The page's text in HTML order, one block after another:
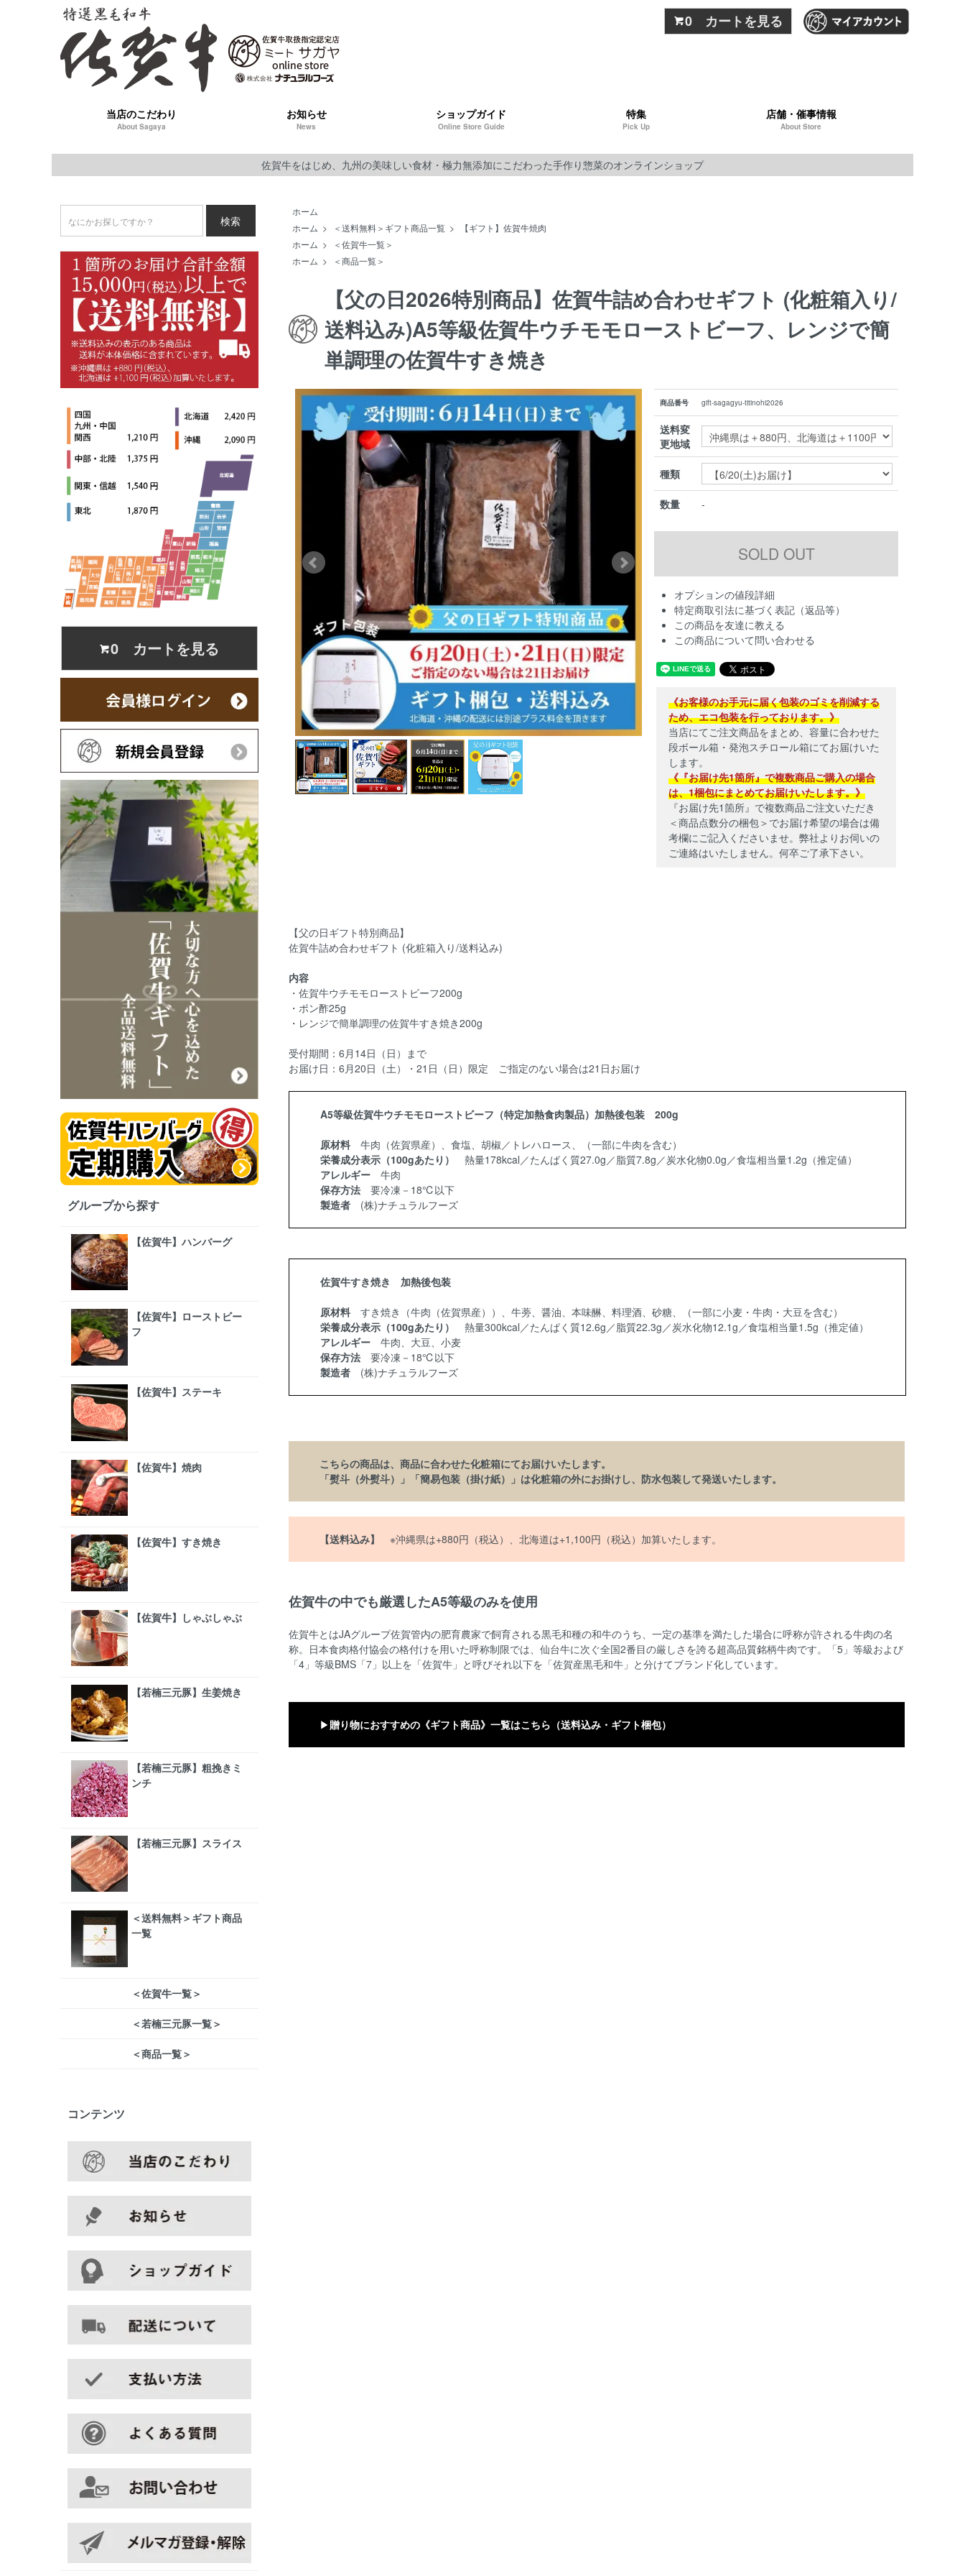
0 カートを見る
当店のこだわり
About Sagaya
お知らせ
News
ショップガイド
Online Store Guide
特集
Pick Up
店舗・催事情報
About Store
佐賀牛をはじめ、九州の美味しい食材・極力無添加にこだわった手作り惣菜のオンラインショップ
ホーム
ホーム > ＜送料無料＞ギフト商品一覧 >
【ギフト】佐賀牛焼肉
ホーム >
＜佐賀牛一覧＞
ホーム > ＜商品一覧＞
【父の日2026特別商品】佐賀牛詰め合わせギフト (化粧箱入り/
送料込み)A5等級佐賀牛ウチモモローストビーフ、レンジで簡
単調理の佐賀牛すき焼き
商品番号 gift-sagagyu-titinohi2026
送料変
更地域
種類
数量 -
オプションの値段詳細
特定商取引法に基づく表記（返品等）
この商品を友達に教える
この商品について問い合わせる
《お客様のお手元に届く包装のゴミを削減する
ため、エコ包装を行っております。》
当店にてご注文商品をまとめ、容量に合わせた
段ボール箱・発泡スチロール箱にてお届けいた
します。
《『お届け先1箇所』で複数商品ご購入の場合
は、1梱包にまとめてお届けいたします。》
『お届け先1箇所』で複数商品ご注文いただき
＜商品点数分の梱包＞でお届け希望の場合は備
考欄にご記入くださいませ。弊社よりお伺いの
ご連絡はいたしません。何卒ご了承下さい。
【父の日ギフト特別商品】
佐賀牛詰め合わせギフト (化粧箱入り/送料込み)
内容
・佐賀牛ウチモモローストビーフ200g
・ポン酢25g
・レンジで簡単調理の佐賀牛すき焼き200g
受付期間：6月14日（日）まで
お届け日：6月20日（土）・21日（日）限定 ご指定のない場合は21日お届け
A5等級佐賀牛ウチモモローストビーフ（特定加熱食肉製品）加熱後包装 200g
原材料牛肉（佐賀県産）、食塩、胡椒／トレハロース、（一部に牛肉を含む）
栄養成分表示（100gあたり）
熱量178kcal／たんぱく質27.0g／脂質7.8g／炭水化物0.0g／食塩相当量1.2g（推定値）
アレルギー牛肉
保存方法要冷凍－18℃以下
製造者(株)ナチュラルフーズ
佐賀牛すき焼き 加熱後包装
原材料すき焼き（牛肉（佐賀県産））、牛蒡、醤油、本味醂、料理酒、砂糖、（一部に小麦・牛肉・大豆を含む）
栄養成分表示（100gあたり）
熱量300kcal／たんぱく質12.6g／脂質22.3g／炭水化物12.1g／食塩相当量1.5g（推定値）
アレルギー牛肉、大豆、小麦
保存方法要冷凍－18℃以下
製造者(株)ナチュラルフーズ
こちらの商品は、商品に合わせた化粧箱にてお届けいたします。
「熨斗（外熨斗）」「簡易包装（掛け紙）」は化粧箱の外にお掛けし、防水包装して発送いたします。
【送料込み】 ※沖縄県は+880円（税込）、北海道は+1,100円（税込）加算いたします。
佐賀牛の中でも厳選したA5等級のみを使用
佐賀牛とはJAグループ佐賀管内の肥育農家で飼育される黒毛和種の和牛のうち、一定の基準を満たした場合に呼称が許される牛肉の名
称。日本食肉格付協会の格付けを用いた呼称制限では、仙台牛に次ぐ全国2番目の厳しさを誇る超高品質銘柄牛肉です。「5」等級および
「4」等級BMS「7」以上を「佐賀牛」と呼びそれ以下を「佐賀産黒毛和牛」と分けてブランド化しています。
▶贈り物におすすめの《ギフト商品》一覧はこちら（送料込み・ギフト梱包）
検索
0 カートを見る
グループから探す
【佐賀牛】ハンバーグ
【佐賀牛】ローストビー
フ
【佐賀牛】ステーキ
【佐賀牛】焼肉
【佐賀牛】すき焼き
【佐賀牛】しゃぶしゃぶ
【若楠三元豚】生姜焼き
【若楠三元豚】粗挽きミ
ンチ
【若楠三元豚】スライス
＜送料無料＞ギフト商品
一覧
＜佐賀牛一覧＞
＜若楠三元豚一覧＞
＜商品一覧＞
コンテンツ